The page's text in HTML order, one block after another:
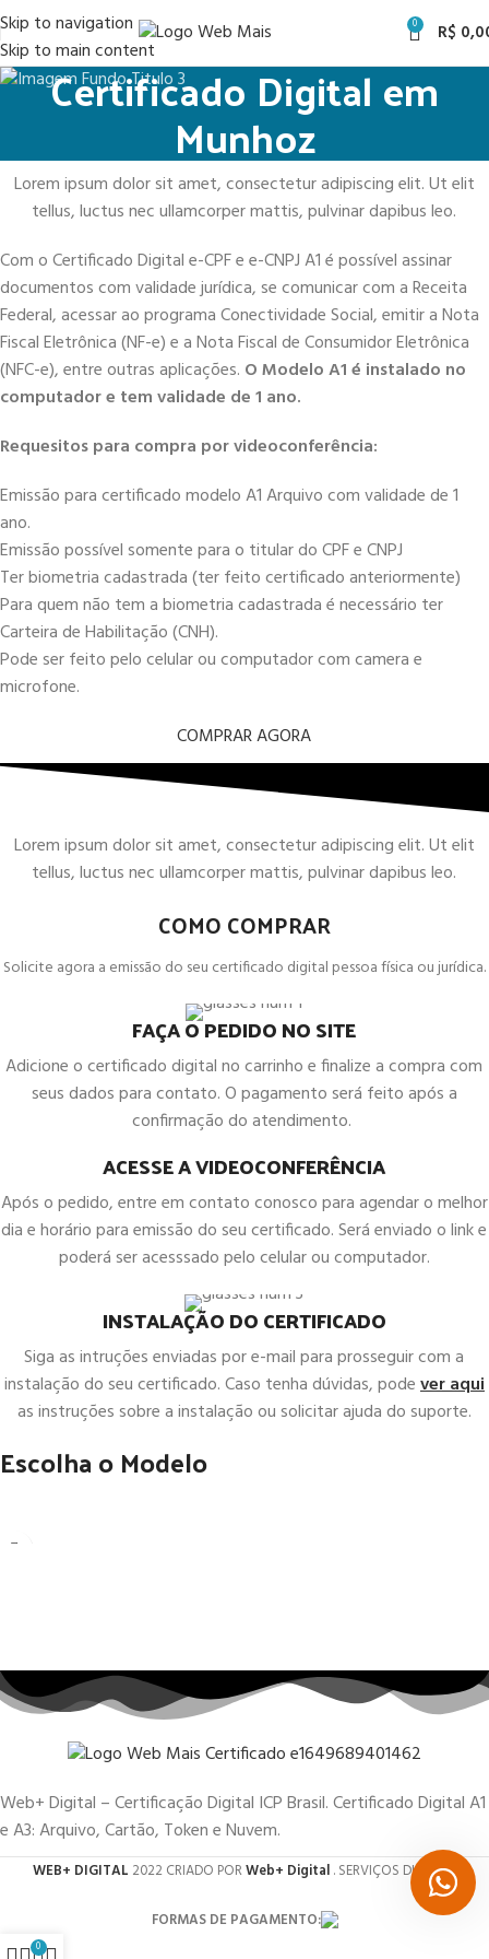
Skip to navigation
Skip to main content
0 R$
Certificado Digital em
Munhoz
Lorem ipsum dolor sit amet, consectetur adipiscing elit. Ut elit
tellus, luctus nec ullamcorper mattis, pulvinar dapibus leo.
Com o Certificado Digital e-CPF e e-CNPJ A1 é possível assinar
documentos com validade jurídica, se comunicar com a Receita
Federal, acessar ao programa Conectividade Social, emitir a Nota
Fiscal Eletrônica (NF-e) e a Nota Fiscal de Consumidor Eletrônica
(NFC-e), entre outras aplicações. O Modelo A1 é instalado no
computador e tem validade de 1 ano.
Requesitos para compra por videoconferência:
Emissão para certificado modelo A1 Arquivo com validade de 1
ano.
Emissão possível somente para o titular do CPF e CNPJ
Ter biometria cadastrada (ter feito certificado anteriormente)
Para quem não tem a biometria cadastrada é necessário ter
Carteira de Habilitação (CNH).
Pode ser feito pelo celular ou computador com camera e
microfone.
COMPRAR AGORA
Lorem ipsum dolor sit amet, consectetur adipiscing elit. Ut elit
tellus, luctus nec ullamcorper mattis, pulvinar dapibus leo.
COMO COMPRAR
Solicite agora a emissão do seu certificado digital pessoa física ou jurídica.
FAÇA O PEDIDO NO SITE
Adicione o certificado digital no carrinho e finalize a compra com
seus dados para contato. O pagamento será feito após a
confirmação do atendimento.
ACESSE A VIDEOCONFERÊNCIA
Após o pedido, entre em contato conosco para agendar o melhor
dia e horário para emissão do seu certificado. Será enviado o link e
poderá ser acesssado pelo celular ou computador.
INSTALAÇÃO DO CERTIFICADO
Siga as intruções enviadas por e-mail para prosseguir com a
instalação do seu certificado. Caso tenha dúvidas, podever aqui
as instruções sobre a instalação ou solicitar ajuda do suporte.
Escolha o Modelo
Web+ Digital – Certificação Digital ICP Brasil. Certificado Digital A1
e A3: Arquivo, Cartão, Token e Nuvem.
WEB+ DIGITAL 2022 CRIADO PORWeb+ Digital. SERVIÇOS DIGITAIS.
FORMAS DE PAGAMENTO:
0